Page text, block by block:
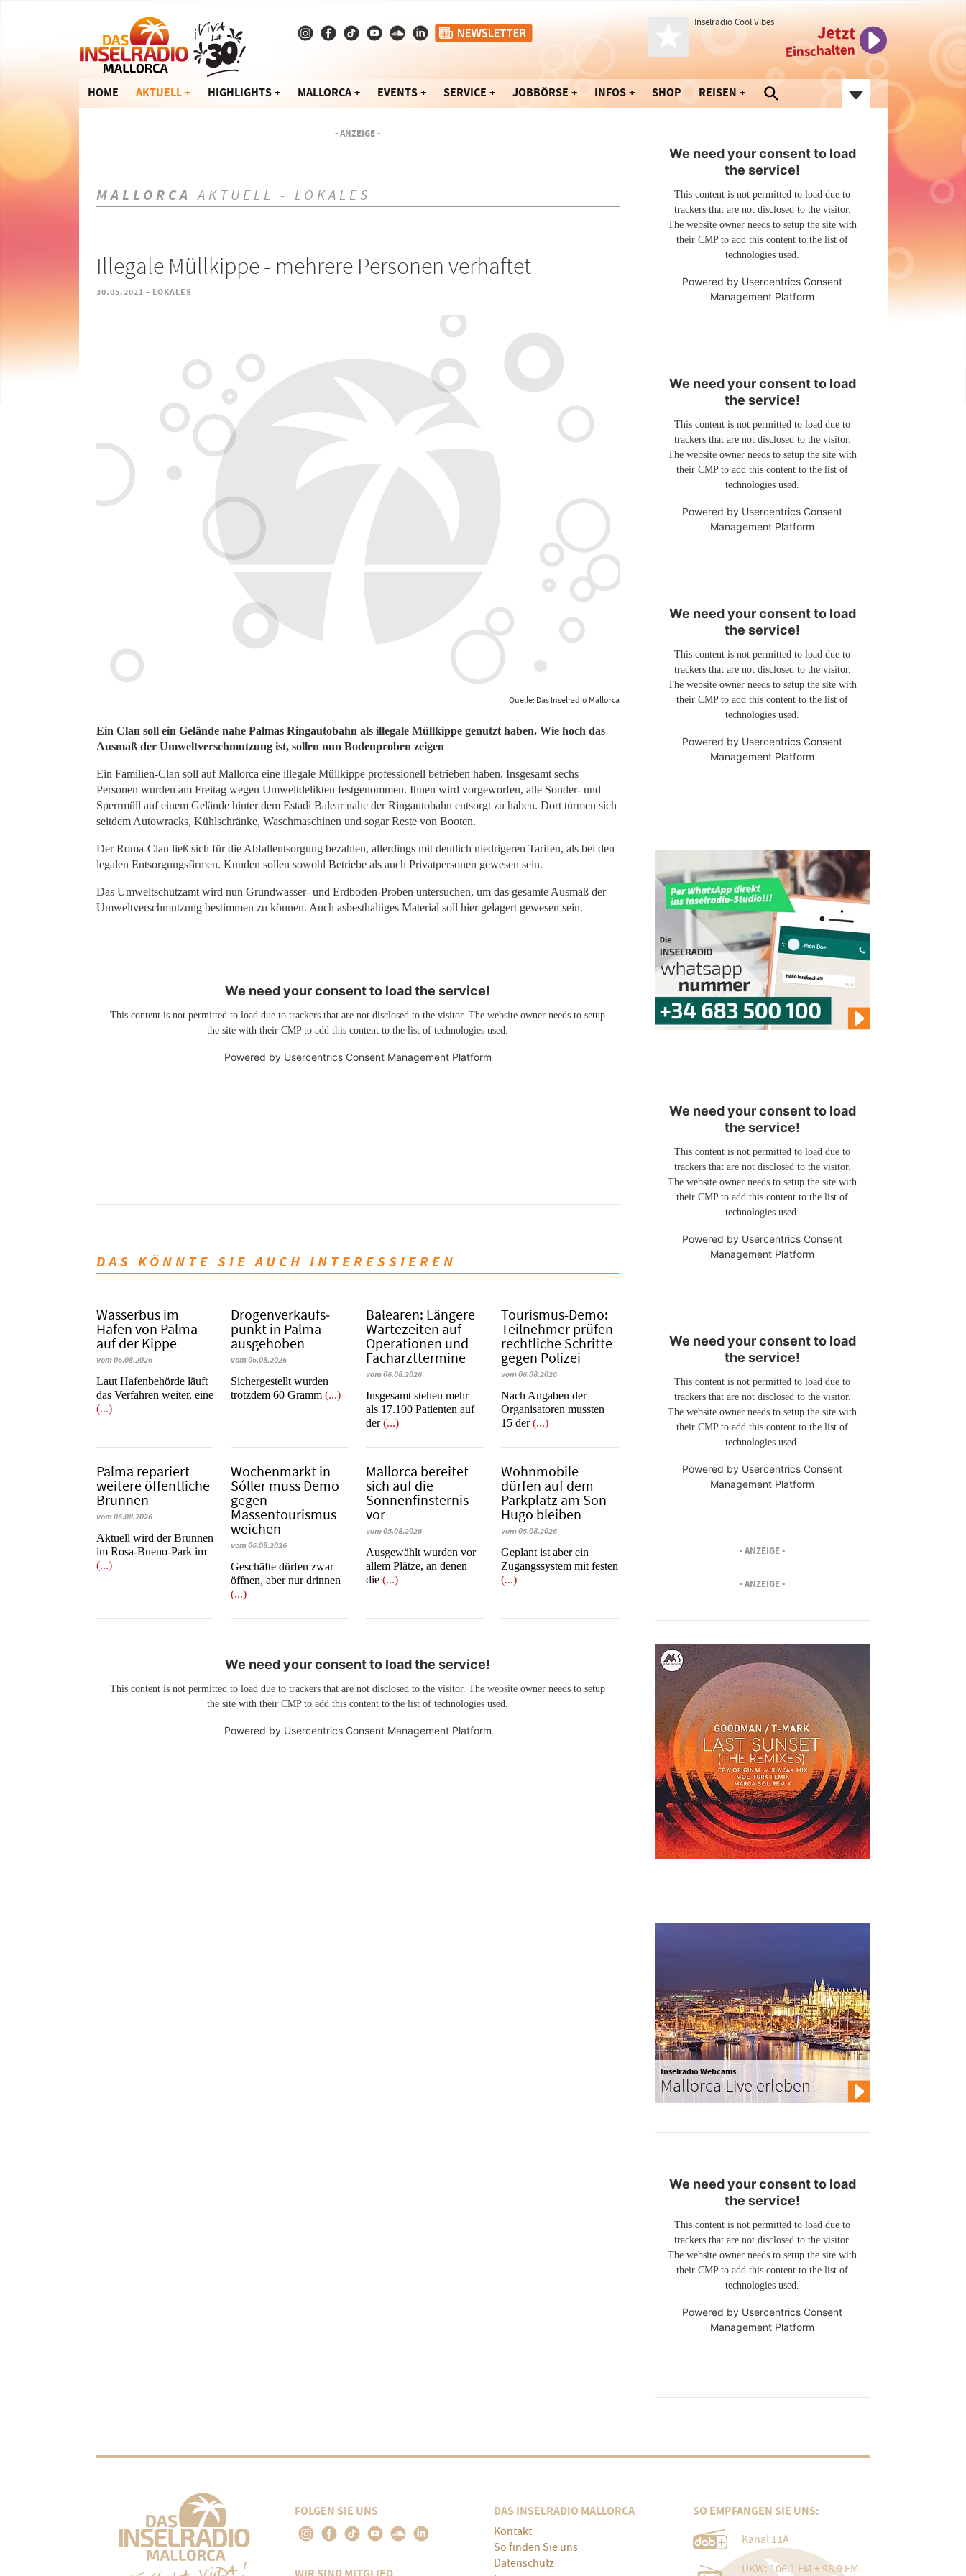
Inselradio Cool Vibes Jetzt
Einschalten
HOME AKTUELL HIGHLIGHTS MALLORCA EVENTS SERVICE JOBBÖRSE INFOS SHOP REISEN
- ANZEIGE -
MALLORCA AKTUELL - LOKALES
Illegale Müllkippe - mehrere Personen verhaftet
30.05.2021 - LOKALES
Quelle: Das Inselradio Mallorca
Ein Clan soll ein Gelände nahe Palmas Ringautobahn als illegale Müllkippe genutzt haben. Wie hoch das
Ausmaß der Umweltverschmutzung ist, sollen nun Bodenproben zeigen
Ein Familien-Clan soll auf Mallorca eine illegale Müllkippe professionell betrieben haben. Insgesamt sechs
Personen wurden am Freitag wegen Umweltdelikten festgenommen. Ihnen wird vorgeworfen, alle Sonder- und
Sperrmüll auf einem Gelände hinter dem Estadi Balear nahe der Ringautobahn entsorgt zu haben. Dort türmen sich
seitdem Autowracks, Kühlschränke, Waschmaschinen und sogar Reste von Booten.
Der Roma-Clan ließ sich für die Abfallentsorgung bezahlen, allerdings mit deutlich niedrigeren Tarifen, als bei den
legalen Entsorgungsfirmen. Kunden sollen sowohl Betriebe als auch Privatpersonen gewesen sein.
Das Umweltschutzamt wird nun Grundwasser- und Erdboden-Proben untersuchen, um das gesamte Ausmaß der
Umweltverschmutzung bestimmen zu können. Auch asbesthaltiges Material soll hier gelagert gewesen sein.
We need your consent to load the service!
This content is not permitted to load due to trackers that are not disclosed to the visitor. The website owner needs to setup
the site with their CMP to add this content to the list of technologies used.
Powered by Usercentrics Consent Management Platform
DAS KÖNNTE SIE AUCH INTERESSIEREN
Wasserbus im
Hafen von Palma
auf der Kippe
vom 06.08.2026
Laut Hafenbehörde läuft
das Verfahren weiter, eine
(...)
Dro­gen­ver­kaufs­
punkt in Palma
ausgehoben
vom 06.08.2026
​​​​​​​Sichergestellt wurden
trotzdem 60 Gramm(...)
Balearen: Längere
Wartezeiten auf
Operationen und
Facharzttermine
vom 06.08.2026
Insgesamt stehen mehr
als 17.100 Patienten auf
der(...)
Tourismus-Demo:
Teilnehmer prüfen
rechtliche Schritte
gegen Polizei
vom 06.08.2026
Nach Angaben der
Organisatoren mussten
15 der(...)
Palma repariert
weitere öffentliche
Brunnen
vom 06.08.2026
Aktuell wird der Brunnen
im Rosa-Bueno-Park im
(...)
Wochenmarkt in
Sóller muss Demo
gegen
Massentourismus
weichen
vom 06.08.2026
Geschäfte dürfen zwar
öffnen, aber nur drinnen
(...)
Mallorca bereitet
sich auf die
Sonnenfinsternis
vor
vom 05.08.2026
Ausgewählt wurden vor
allem Plätze, an denen
die(...)
Wohnmobile
dürfen auf dem
Parkplatz am Son
Hugo bleiben
vom 05.08.2026
Geplant ist aber ein
Zugangssystem mit festen
(...)
We need your consent to load the service!
This content is not permitted to load due to trackers that are not disclosed to the visitor. The website owner needs to setup
the site with their CMP to add this content to the list of technologies used.
Powered by Usercentrics Consent Management Platform
We need your consent to load
the service!
This content is not permitted to load due to
trackers that are not disclosed to the visitor.
The website owner needs to setup the site with
their CMP to add this content to the list of
technologies used.
Powered by Usercentrics Consent
Management Platform
We need your consent to load
the service!
This content is not permitted to load due to
trackers that are not disclosed to the visitor.
The website owner needs to setup the site with
their CMP to add this content to the list of
technologies used.
Powered by Usercentrics Consent
Management Platform
We need your consent to load
the service!
This content is not permitted to load due to
trackers that are not disclosed to the visitor.
The website owner needs to setup the site with
their CMP to add this content to the list of
technologies used.
Powered by Usercentrics Consent
Management Platform
We need your consent to load
the service!
This content is not permitted to load due to
trackers that are not disclosed to the visitor.
The website owner needs to setup the site with
their CMP to add this content to the list of
technologies used.
Powered by Usercentrics Consent
Management Platform
We need your consent to load
the service!
This content is not permitted to load due to
trackers that are not disclosed to the visitor.
The website owner needs to setup the site with
their CMP to add this content to the list of
technologies used.
Powered by Usercentrics Consent
Management Platform
- ANZEIGE -
- ANZEIGE -
Inselradio Webcams
Mallorca Live erleben
We need your consent to load
the service!
This content is not permitted to load due to
trackers that are not disclosed to the visitor.
The website owner needs to setup the site with
their CMP to add this content to the list of
technologies used.
Powered by Usercentrics Consent
Management Platform
FOLGEN SIE UNS DAS INSELRADIO MALLORCA
Kontakt
So finden Sie uns
Datenschutz
SO EMPFANGEN SIE UNS:
Kanal 11A
UKW: 106.1 FM + 96.9 FM